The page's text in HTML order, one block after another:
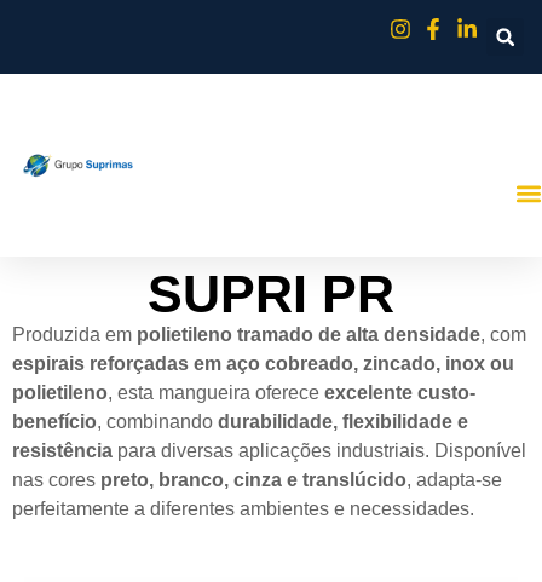
SUPRI PR
Produzida em polietileno tramado de alta densidade, com
espirais reforçadas em aço cobreado, zincado, inox ou
polietileno, esta mangueira oferece excelente custo-
benefício, combinando durabilidade, flexibilidade e
resistência para diversas aplicações industriais. Disponível
nas cores preto, branco, cinza e translúcido, adapta-se
perfeitamente a diferentes ambientes e necessidades.